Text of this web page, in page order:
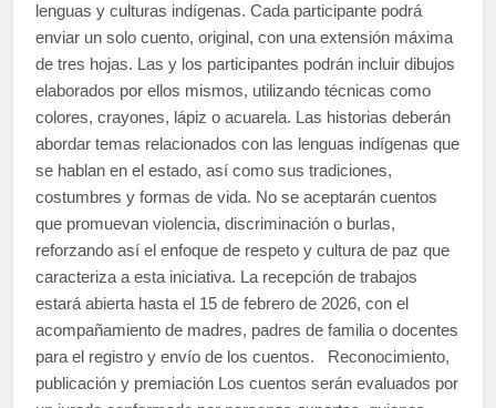
lenguas y culturas indígenas. Cada participante podrá
enviar un solo cuento, original, con una extensión máxima
de tres hojas. Las y los participantes podrán incluir dibujos
elaborados por ellos mismos, utilizando técnicas como
colores, crayones, lápiz o acuarela. Las historias deberán
abordar temas relacionados con las lenguas indígenas que
se hablan en el estado, así como sus tradiciones,
costumbres y formas de vida. No se aceptarán cuentos
que promuevan violencia, discriminación o burlas,
reforzando así el enfoque de respeto y cultura de paz que
caracteriza a esta iniciativa. La recepción de trabajos
estará abierta hasta el 15 de febrero de 2026, con el
acompañamiento de madres, padres de familia o docentes
para el registro y envío de los cuentos. Reconocimiento,
publicación y premiación Los cuentos serán evaluados por